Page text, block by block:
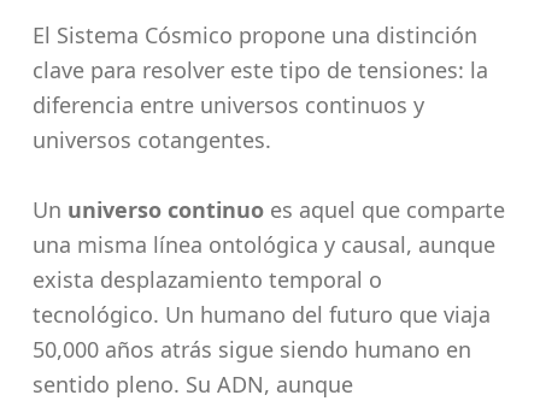
El Sistema Cósmico propone una distinción
clave para resolver este tipo de tensiones: la
diferencia entre universos continuos y
universos cotangentes.
Un universo continuoes aquel que comparte
una misma línea ontológica y causal, aunque
exista desplazamiento temporal o
tecnológico. Un humano del futuro que viaja
50,000 años atrás sigue siendo humano en
sentido pleno. Su ADN, aunque